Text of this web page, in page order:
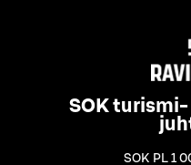
SOK
SOK PL 1